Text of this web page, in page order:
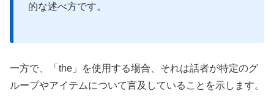
的な述べ方です。
一方で、「the」を使用する場合、それは話者が特定のグ
ループやアイテムについて言及していることを示します。